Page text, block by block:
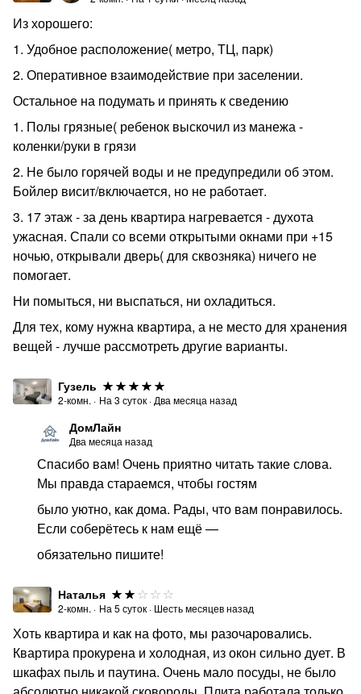
Из хорошего:
1. Удобное расположение( метро, ТЦ, парк)
2. Оперативное взаимодействие при заселении.
Остальное на подумать и принять к сведению
1. Полы грязные( ребенок выскочил из манежа -
коленки/руки в грязи
2. Не было горячей воды и не предупредили об этом.
Бойлер висит/включается, но не работает.
3. 17 этаж - за день квартира нагревается - духота
ужасная. Спали со всеми открытыми окнами при +15
ночью, открывали дверь( для сквозняка) ничего не
помогает.
Ни помыться, ни выспаться, ни охладиться.
Для тех, кому нужна квартира, а не место для хранения
вещей - лучше рассмотреть другие варианты.
Гузель
2-комн. · На 3 суток · Два месяца назад
ДомЛайн
Два месяца назад
Спасибо вам! Очень приятно читать такие слова.
Мы правда стараемся, чтобы гостям
было уютно, как дома. Рады, что вам понравилось.
Если соберётесь к нам ещё —
обязательно пишите!
Наталья
2-комн. · На 5 суток · Шесть месяцев назад
Хоть квартира и как на фото, мы разочаровались.
Квартира прокурена и холодная, из окон сильно дует. В
шкафах пыль и паутина. Очень мало посуды, не было